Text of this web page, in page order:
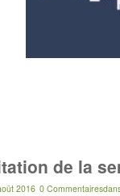
de la
2016 0 Commentaires